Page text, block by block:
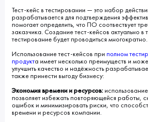
Тест-кейс в тестировании — это набор
разрабатывается для подтверждения
помогает определить, что ПО соотвествует
заказчика. Создание тест-кейсов актуально в
тестирование будет проводиться многократно.
Использование тест-кейсов при полном
продукта имеет несколько преимуществ и
улучшить качество и надёжность
также принести выгоду бизнесу:
Экономия времени и ресурсов:
позволяет избежать повторяющейся работы,
ошибок и минимизировать риски, что
времени и ресурсов компании.